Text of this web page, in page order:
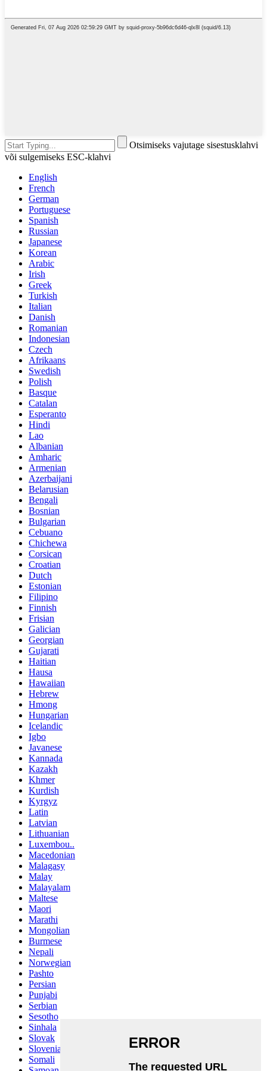
Otsimiseks vajutage sisestusklahvi
või sulgemiseks ESC-klahvi
English
French
German
Portuguese
Spanish
Russian
Japanese
Korean
Arabic
Irish
Greek
Turkish
Italian
Danish
Romanian
Indonesian
Czech
Afrikaans
Swedish
Polish
Basque
Catalan
Esperanto
Hindi
Lao
Albanian
Amharic
Armenian
Azerbaijani
Belarusian
Bengali
Bosnian
Bulgarian
Cebuano
Chichewa
Corsican
Croatian
Dutch
Estonian
Filipino
Finnish
Frisian
Galician
Georgian
Gujarati
Haitian
Hausa
Hawaiian
Hebrew
Hmong
Hungarian
Icelandic
Igbo
Javanese
Kannada
Kazakh
Khmer
Kurdish
Kyrgyz
Latin
Latvian
Lithuanian
Luxembou..
Macedonian
Malagasy
Malay
Malayalam
Maltese
Maori
Marathi
Mongolian
Burmese
Nepali
Norwegian
Pashto
Persian
Punjabi
Serbian
Sesotho
Sinhala
Slovak
Slovenian
Somali